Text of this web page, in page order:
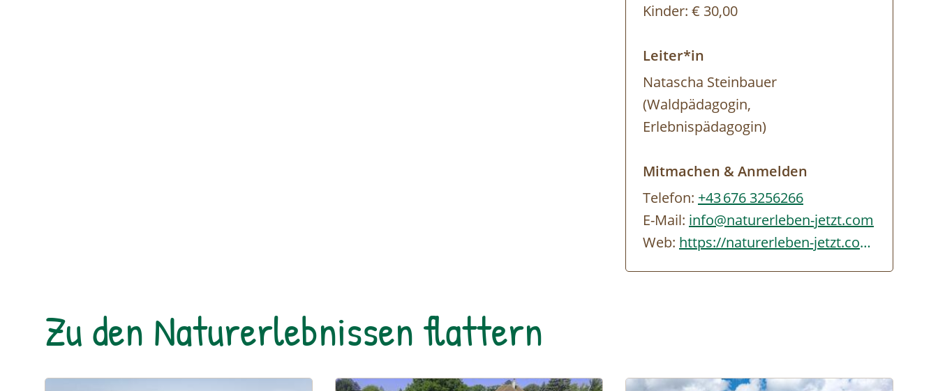
Kinder: € 30,00
Leiter*in
Natascha Steinbauer
(Waldpädagogin,
Erlebnispädagogin)
Mitmachen & Anmelden
Telefon: +43 676 3256266
E-Mail: info@naturerleben-jetzt.com
Web:
https://naturerleben-jetzt.com
Zu den Naturerlebnissen flattern